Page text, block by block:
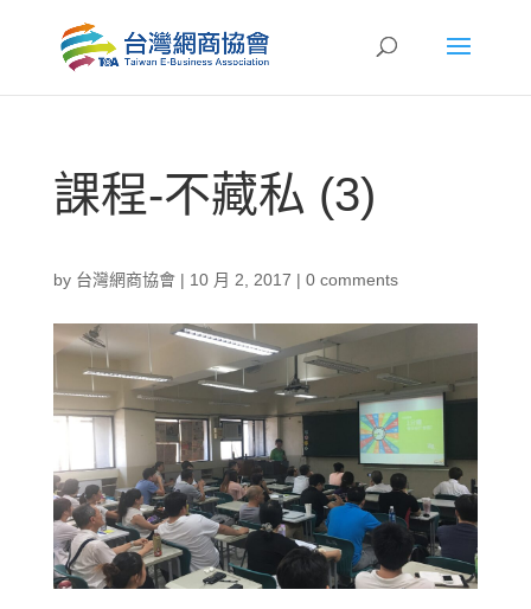
課程-不藏私 (3)
by 台灣網商協會| 10 月 2, 2017 | 0 comments